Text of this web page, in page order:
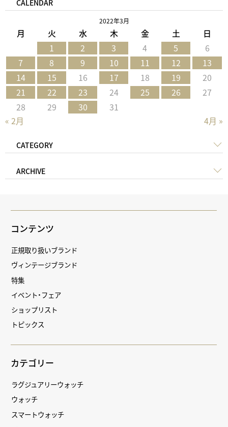
CALENDAR
2022年3月
月 火 水 木 金 土 日
« 2月 4月 »
1 2 3 4 5
6
7
8 9 10 11 12
13
14
15 16 17 18 19
20
21
22 23 24 25 26
27
28
29 30 31
CATEGORY
ARCHIVE
コンテンツ
正規取り扱いブランド
ヴィンテージブランド
特集
イベント・フェア
ショップリスト
トピックス
カテゴリー
ラグジュアリーウォッチ
ウォッチ
スマートウォッチ